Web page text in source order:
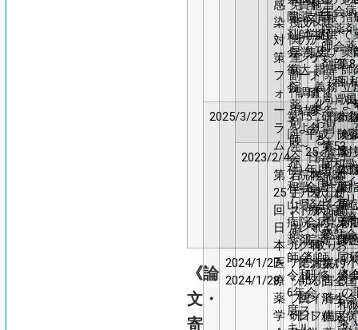
免
疫
関
連
副
作
用
を
発
症
し
た
1
例
《論
文・
寄
院薬
剤師
会学
術大
会
2025/3/22
第15
回
(一
社)
和歌
山県
病院
薬剤
師会
令和
6年
度ス
アバ
ラチ
酸塩
剤の
注射
を通
見え
た課
当
患
者
に
関
す
る
調
査
と
取
り
組
み
2024/1/27-
2024/1/28
第
45
回
日
災
害
時
備
キ
ル
ア
ッ
プ
研
修
会
2023/2/4
日
本
医
療
マ
ネ
ジ
メ
ン
ト
コ
ロ
ナ
禍
に
お
け
る
公
と
感
染
対
策
フ
ォ
ー
ラ
ム
員施
設へ
のア
ンケ
ート
調査
結果
より
～
第
25
回
日
本
医
療
薬
学
院内
アウ
トブ
レイ
ク時
にお
ける
抗イ
ンフ
木
村
真
歌
山
県
病
院
薬
剤
師
会
若
手
ス
キ
ル
ア
ッ
プ
研
情報
提供
及び
指導
義務
化に
おけ
る、
済生
会和
歌山
病院
での
取り
組み
支部
学術
集会
指
て
薬
師
立
よ
平成
25
年度
全国
済生
会病
院薬
剤師
研修
会
感
対
に
け
施
間
携
の
剤
の
り
生会病
院薬剤
師会薬
剤部
（科・
局）長
研修会
第53
回和歌
山県イ
ンスリ
ン治療
懇話会
第19
回全国
済生会
糖尿病
第8
回
歌
市
険
局
病
薬
局
薬
師
同
修
和
薬